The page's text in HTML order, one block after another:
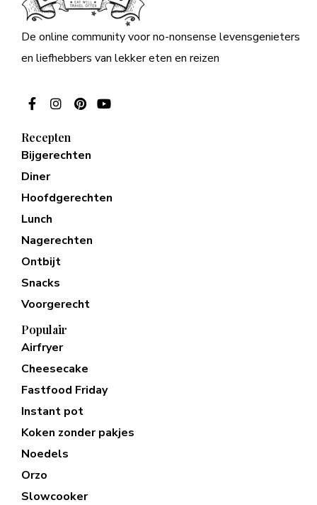
De online community voor no-nonsense levensgenieters
en liefhebbers van lekker eten en reizen
Recepten
Bijgerechten
Diner
Hoofdgerechten
Lunch
Nagerechten
Ontbijt
Snacks
Voorgerecht
Populair
Airfryer
Cheesecake
Fastfood Friday
Instant pot
Koken zonder pakjes
Noedels
Orzo
Slowcooker